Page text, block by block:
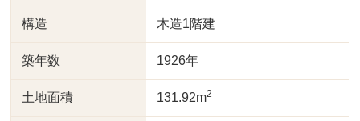
構造 木造1階建
築年数 1926年
土地面積 131.92m2